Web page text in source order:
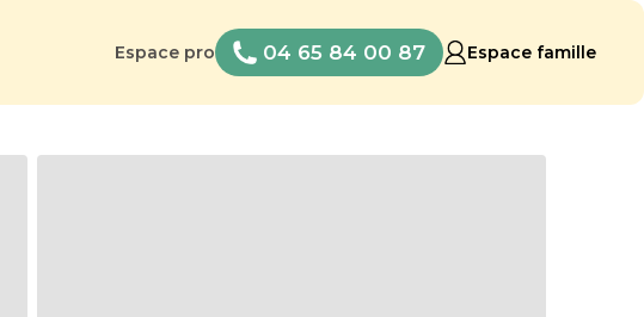
Espace pro 04 65 84 00 87 Espace famille